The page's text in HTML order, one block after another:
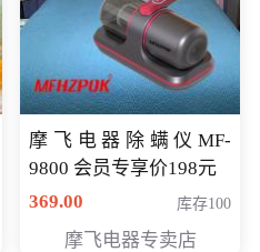
摩飞电器除螨仪MF-
9800 会员专享价198元
369.00
库存100
摩飞电器专卖店